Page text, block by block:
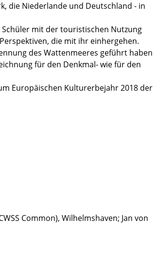
die Nieder­lande und Deutsch­land - in
mit der touris­ti­schen Nutzung
die mit ihr einher­ge­hen.
des Watten­mee­res geführt haben
für den Denkmal- wie für den
Europäi­schen Kultur­er­be­jahr 2018 der
Common), Wilhelms­ha­ven; Jan von